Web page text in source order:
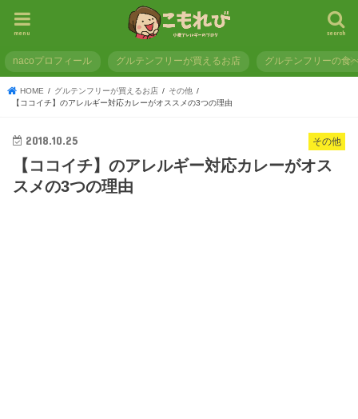
search
menu
nacoプロフィール グルテンフリーが買えるお店 グルテンフリーの食
HOME グルテンフリーが買えるお店
その他
【ココイチ】のアレルギー対応カレーがオススメの3つの理由
その他
2018.10.25
【ココイチ】のアレルギー対応カレーがオス
スメの3つの理由